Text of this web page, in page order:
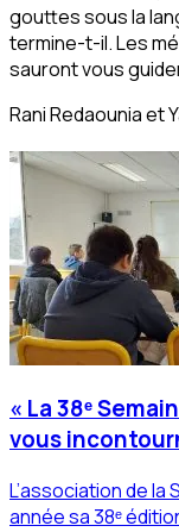
gouttes sous la
termine-t-il. Les
sauront vous
Rani Redaounia et
« La 38ᵉ
vous
L’association de
année sa 38ᵉ